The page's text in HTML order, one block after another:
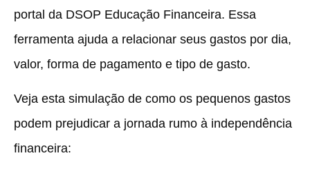
portal da DSOP Educação Financeira. Essa
ferramenta ajuda a relacionar seus gastos por dia,
valor, forma de pagamento e tipo de gasto.
Veja esta simulação de como os pequenos gastos
podem prejudicar a jornada rumo à independência
financeira: